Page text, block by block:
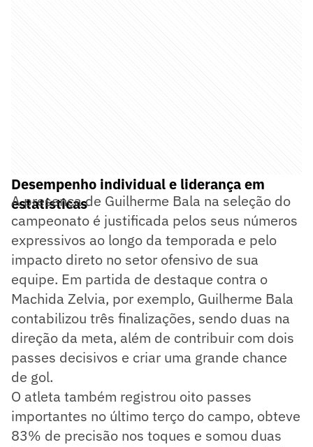
Desempenho individual e liderança em
estatísticas
A presença de Guilherme Bala na seleção do
campeonato é justificada pelos seus números
expressivos ao longo da temporada e pelo
impacto direto no setor ofensivo de sua
equipe. Em partida de destaque contra o
Machida Zelvia, por exemplo, Guilherme Bala
contabilizou três finalizações, sendo duas na
direção da meta, além de contribuir com dois
passes decisivos e criar uma grande chance
de gol.
O atleta também registrou oito passes
importantes no último terço do campo, obteve
83% de precisão nos toques e somou duas